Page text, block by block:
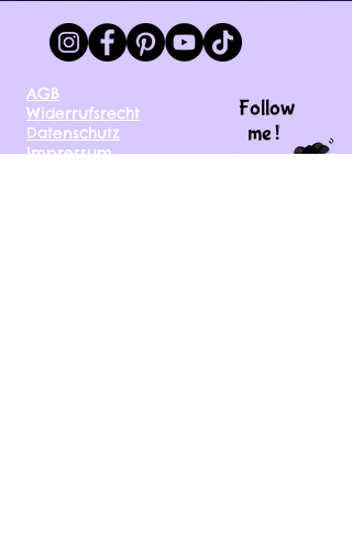
AGB
Widerrufsrecht
Datenschutz
Impressum
Follow
me !